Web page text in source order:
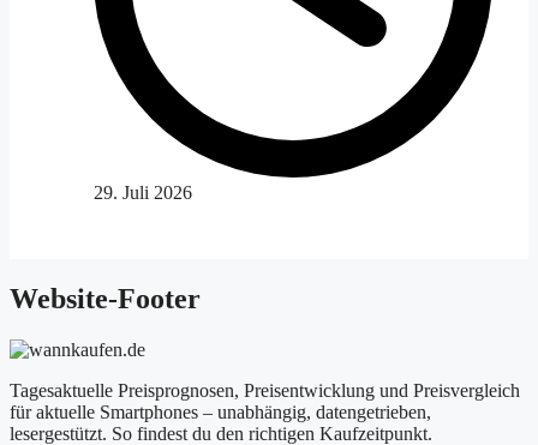
29. Juli 2026
Website-Footer
Tagesaktuelle Preisprognosen, Preisentwicklung und Preisvergleich
für aktuelle Smartphones – unabhängig, datengetrieben,
lesergestützt. So findest du den richtigen Kaufzeitpunkt.